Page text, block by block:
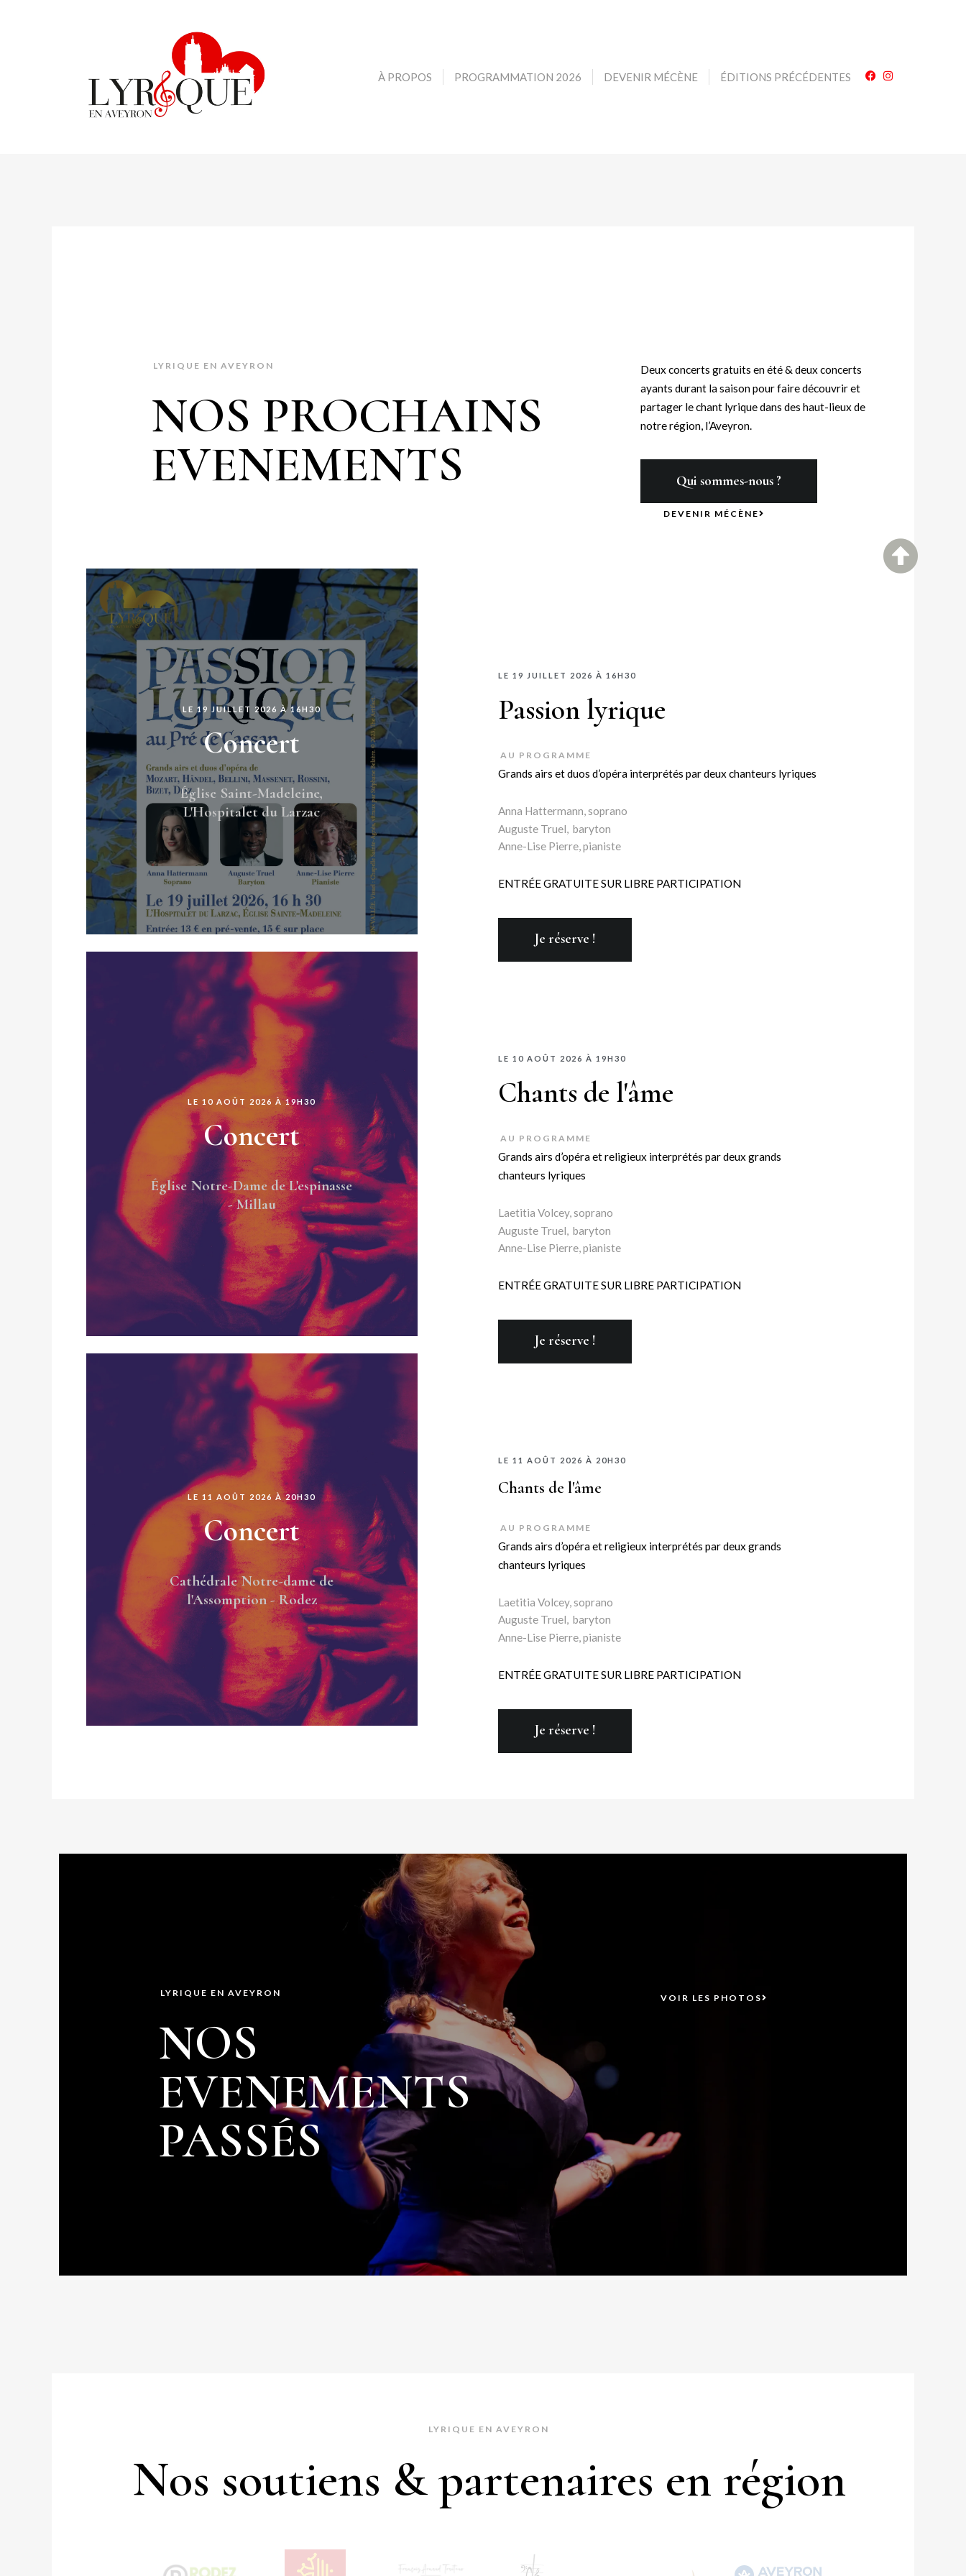
lyriqueenaveyron
À PROPOS PROGRAMMATION 2026 DEVENIR MÉCÈNE ÉDITIONS PRÉCÉDENTES
LYRIQUE EN AVEYRON
NOS PROCHAINS
EVENEMENTS
Deux concerts gratuits en été & deux concerts
ayants durant la saison pour faire découvrir et
partager le chant lyrique dans des haut-lieux de
notre région, l’Aveyron.
Qui sommes-nous ?
DEVENIR MÉCÈNE
LE 19 JUILLET 2026 À 16H30
Concert
Église Saint-Madeleine,
L'Hospitalet du Larzac
LE 19 JUILLET 2026 À 16H30
Passion lyrique
AU PROGRAMME
Grands airs et duos d’opéra interprétés par deux chanteurs lyriques
Anna Hattermann, soprano
Auguste Truel, baryton
Anne-Lise Pierre, pianiste
ENTRÉE GRATUITE SUR LIBRE PARTICIPATION
Je réserve !
LE 10 AOÛT 2026 À 19H30
Concert
Église Notre-Dame de L'espinasse
- Millau
LE 10 AOÛT 2026 À 19H30
Chants de l'âme
AU PROGRAMME
Grands airs d’opéra et religieux interprétés par deux grands
chanteurs lyriques
Laetitia Volcey, soprano
Auguste Truel, baryton
Anne-Lise Pierre, pianiste
ENTRÉE GRATUITE SUR LIBRE PARTICIPATION
Je réserve !
LE 11 AOÛT 2026 À 20H30
Concert
Cathédrale Notre-dame de
l'Assomption - Rodez
LE 11 AOÛT 2026 À 20H30
Chants de l'âme
AU PROGRAMME
Grands airs d’opéra et religieux interprétés par deux grands
chanteurs lyriques
Laetitia Volcey, soprano
Auguste Truel, baryton
Anne-Lise Pierre, pianiste
ENTRÉE GRATUITE SUR LIBRE PARTICIPATION
Je réserve !
LYRIQUE EN AVEYRON
NOS
EVENEMENTS
PASSÉS
VOIR LES PHOTOS
LYRIQUE EN AVEYRON
Nos soutiens & partenaires en région